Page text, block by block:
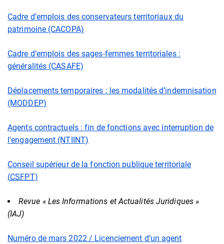
Cadre d’emplois des conservateurs territoriaux du
patrimoine (CACOPA)
Cadre d’emplois des sages-femmes territoriales :
généralités (CASAFE)
Déplacements temporaires : les modalités d’indemnisation
(MODDEP)
Agents contractuels : fin de fonctions avec interruption de
l’engagement (NTIINT)
Conseil supérieur de la fonction publique territoriale
(CSFPT)
Revue « Les Informations et Actualités Juridiques »
(IAJ)
Numéro de mars 2022 / Licenciement d’un agent